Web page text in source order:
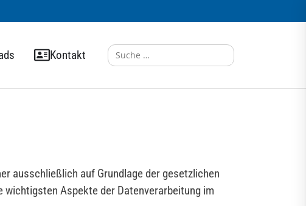
Kontakt
Search
for:
ausschließlich auf Grundlage der gesetzlichen
wichtigsten Aspekte der Datenverarbeitung im